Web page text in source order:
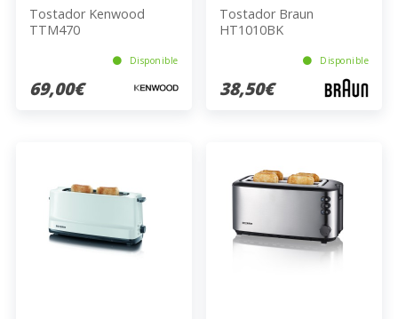
Tostador Kenwood
TTM470
Disponible
69,00€
Tostador Braun
HT1010BK
Disponible
38,50€